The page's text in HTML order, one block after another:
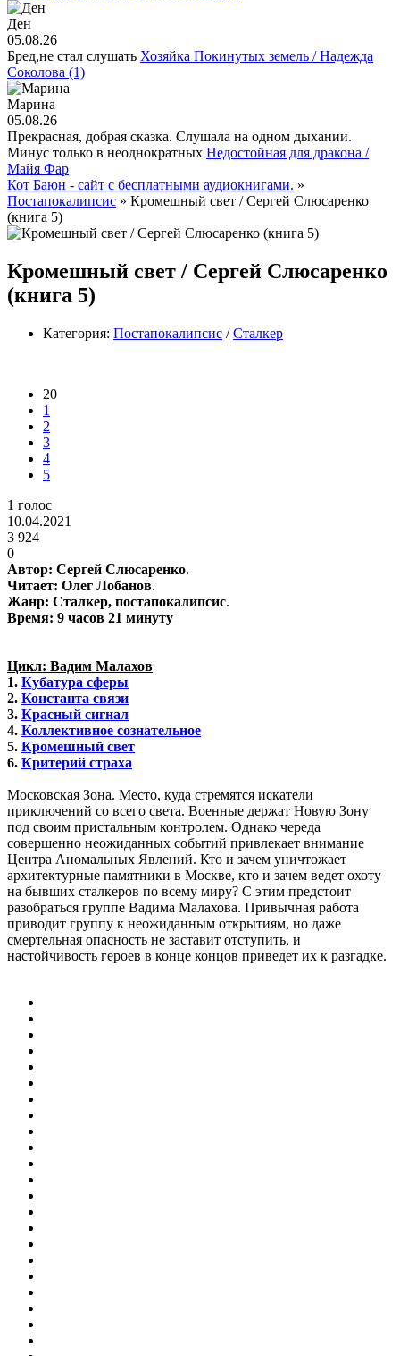
Ден
05.08.26
Бред,не стал слушать Хозяйка Покинутых земель / Надежда
Соколова (1)
Марина
05.08.26
Прекрасная, добрая сказка. Слушала на одном дыхании.
Минус только в неоднократных Недостойная для дракона /
Майя Фар
Кот Баюн - сайт с бесплатными аудиокнигами. »
Постапокалипсис » Кромешный свет / Сергей Слюсаренко
(книга 5)
Кромешный свет / Сергей Слюсаренко
(книга 5)
Категория: Постапокалипсис /Сталкер
20
1
2
3
4
5
1 голос
10.04.2021
3 924
0
Автор: Сергей Слюсаренко.
Читает: Олег Лобанов.
Жанр: Сталкер, постапокалипсис.
Время: 9 часов 21 минуту
Цикл: Вадим Малахов
1. Кубатура сферы
2. Константа связи
3. Красный сигнал
4. Коллективное сознательное
5. Кромешный свет
6. Критерий страха
Московская Зона. Место, куда стремятся искатели
приключений со всего света. Военные держат Новую Зону
под своим пристальным контролем. Однако череда
совершенно неожиданных событий привлекает внимание
Центра Аномальных Явлений. Кто и зачем уничтожает
архитектурные памятники в Москве, кто и зачем ведет охоту
на бывших сталкеров по всему миру? С этим предстоит
разобраться группе Вадима Малахова. Привычная работа
приводит группу к неожиданным открытиям, но даже
смертельная опасность не заставит отступить, и
настойчивость героев в конце концов приведет их к разгадке.